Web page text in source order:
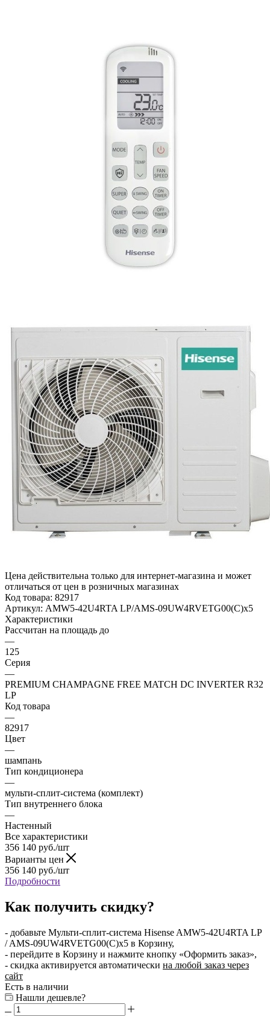
Цена действительна только для интернет-магазина и может
отличаться от цен в розничных магазинах
Код товара: 82917
Артикул: AMW5-42U4RTA LP/AMS-09UW4RVETG00(С)x5
Характеристики
Рассчитан на площадь до
—
125
Серия
—
PREMIUM CHAMPAGNE FREE MATCH DC INVERTER R32
LP
Код товара
—
82917
Цвет
—
шампань
Тип кондиционера
—
мульти-сплит-система (комплект)
Тип внутреннего блока
—
Настенный
Все характеристики
356 140 руб./шт
Варианты цен
356 140 руб./шт
Подробности
Как получить скидку?
- добавьте Мульти-сплит-система Hisense AMW5-42U4RTA LP
/ AMS-09UW4RVETG00(С)x5 в Корзину,
- перейдите в Корзину и нажмите кнопку «Оформить заказ»,
- скидка активируется автоматически на любой заказ через
сайт
Есть в наличии
Нашли дешевле?